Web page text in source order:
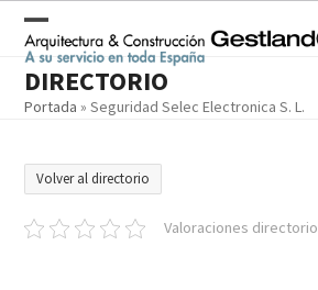
contentOpen
mobile
menu
Close
mobile
menu
DIRECTORIO
Portada »Seguridad Selec Electronica S. L.
Volver al directorio
Valoraciones directorio